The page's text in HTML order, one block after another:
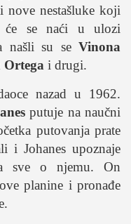
nestašluke koji
će se naći u ulozi
našli su se Vinona
i drugi.
nazad u 1962.
putuje na naučni
putovanja prate
i Johanes upoznaje
sve o njemu. On
ove planine i pronađe